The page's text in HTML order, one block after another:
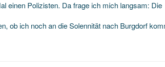
einen Polizisten. Da frage ich mich langsam: Die
ob ich noch an die Solennität nach Burgdorf